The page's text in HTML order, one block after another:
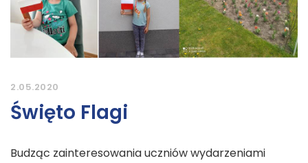
2.05.2020
Święto Flagi
Budząc zainteresowania uczniów wydarzeniami